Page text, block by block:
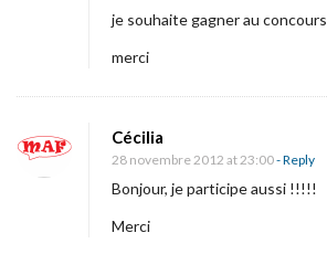
je souhaite gagner au concours
merci
Cécilia
28 novembre 2012 at 23:00- Reply
Bonjour, je participe aussi !!!!!
Merci